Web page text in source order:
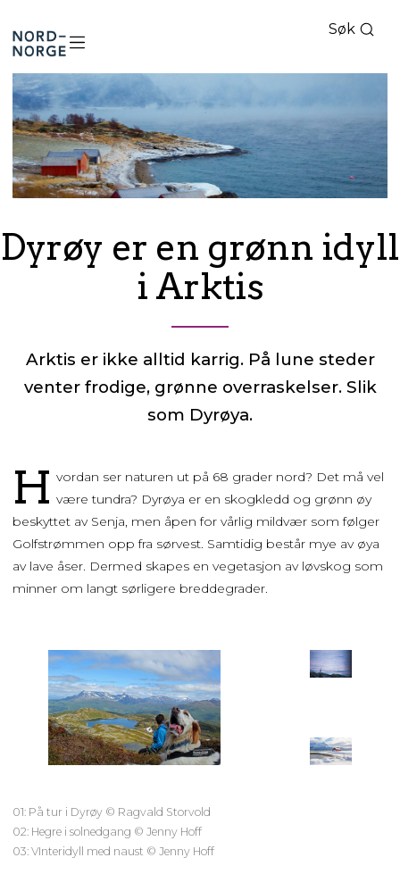
Nord-
Norge
Søk
Dyrøy er en grønn idyll
i Arktis
Arktis er ikke alltid karrig. På lune steder
venter frodige, grønne overraskelser. Slik
som Dyrøya.
H vordan ser naturen ut på 68 grader nord? Det må vel
være tundra? Dyrøya er en skogkledd og grønn øy
beskyttet av Senja, men åpen for vårlig mildvær som følger
Golfstrømmen opp fra sørvest. Samtidig består mye av øya
av lave åser. Dermed skapes en vegetasjon av løvskog som
minner om langt sørligere breddegrader.
01: På tur i Dyrøy © Ragvald Storvold
02: Hegre i solnedgang © Jenny Hoff
03: VInteridyll med naust © Jenny Hoff